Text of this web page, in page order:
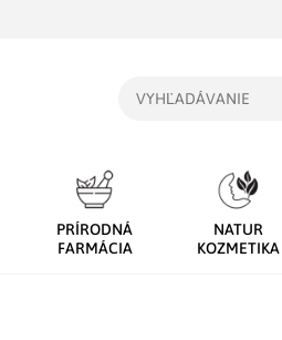
PRÍRODNÁ
FARMÁCIA
NATUR
KOZMETIKA